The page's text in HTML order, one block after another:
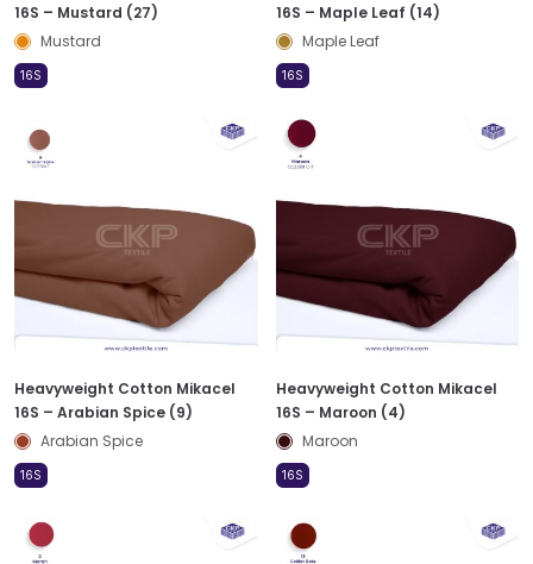
16S – Mustard (27)
Mustard
16S
16S – Maple Leaf (14)
Maple Leaf
16S
Heavyweight Cotton Mikacel
16S – Arabian Spice (9)
Arabian Spice
16S
Heavyweight Cotton Mikacel
16S – Maroon (4)
Maroon
16S